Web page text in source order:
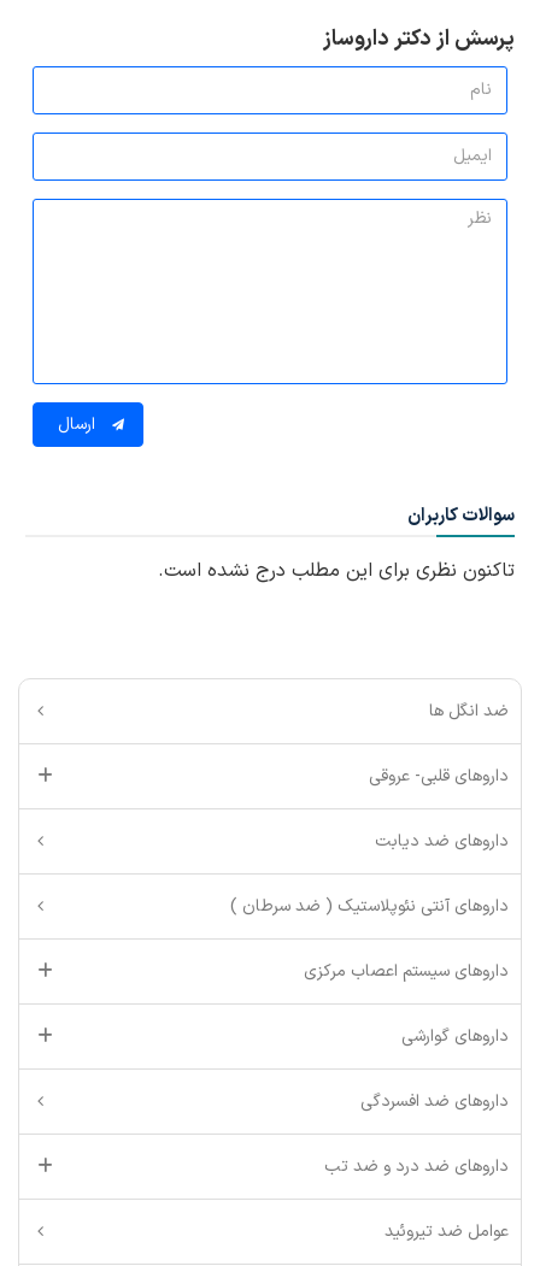
پرسش از دکتر داروساز
ارسال
سوالات کاربران
تاکنون نظری برای این مطلب درج نشده است.
ضد انگل ها
داروهای قلبی- عروقی
داروهای ضد دیابت
داروهای آنتی نئوپلاستیک ( ضد سرطان )
داروهای سیستم اعصاب مرکزی
داروهای گوارشی
داروهای ضد افسردگی
داروهای ضد درد و ضد تب
عوامل ضد تیروئید